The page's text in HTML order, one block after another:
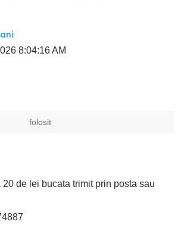
8:04:16 AM
folosit
de lei bucata trimit prin posta sau